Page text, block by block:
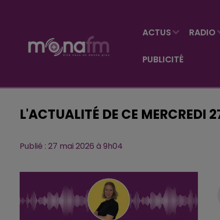
ACTUS RADIO
PUBLICITÉ
L'ACTUALITÉ DE CE MERCREDI
Publié : 27 mai 2026 à 9h04